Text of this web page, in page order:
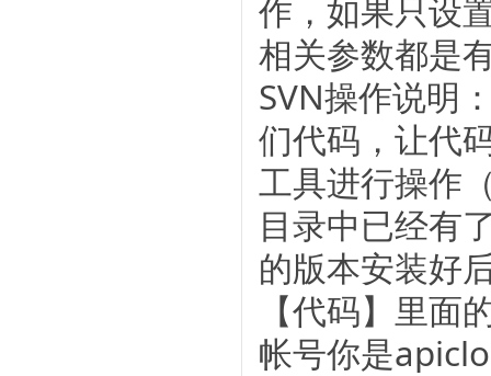
作，如果只设
相关参数都是
SVN操作说明
们代码，让代
工具进行操作
目录中已经有
的版本安装好
【代码】里面
帐号你是